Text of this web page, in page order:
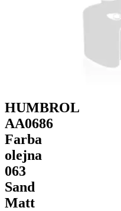
HUMBROL
AA0686
Farba
olejna
063
Sand
Matt